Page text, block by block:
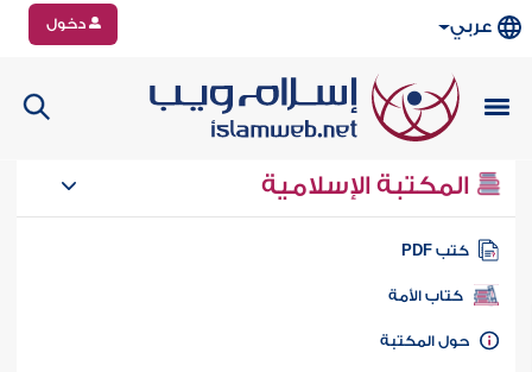
عربي دخول
المكتبة الإسلامية
كتب PDF
كتاب الأمة